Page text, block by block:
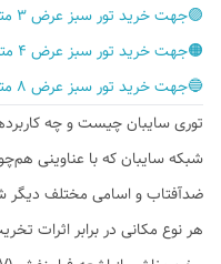
🟣جهت خرید تور سبز عرض ۳ متر کلیک کنید🟣
🟠جهت خرید تور سبز عرض ۴ متر کلیک کنید🟠
🔵جهت خرید تور سبز عرض ۸ متر کلیک کنید🔵
توری سایبان چیست و چه
شبکه سایبان که با عناوینی
ضدآفتاب و اسامی مختلف
هر نوع مکانی در برابر اثرات